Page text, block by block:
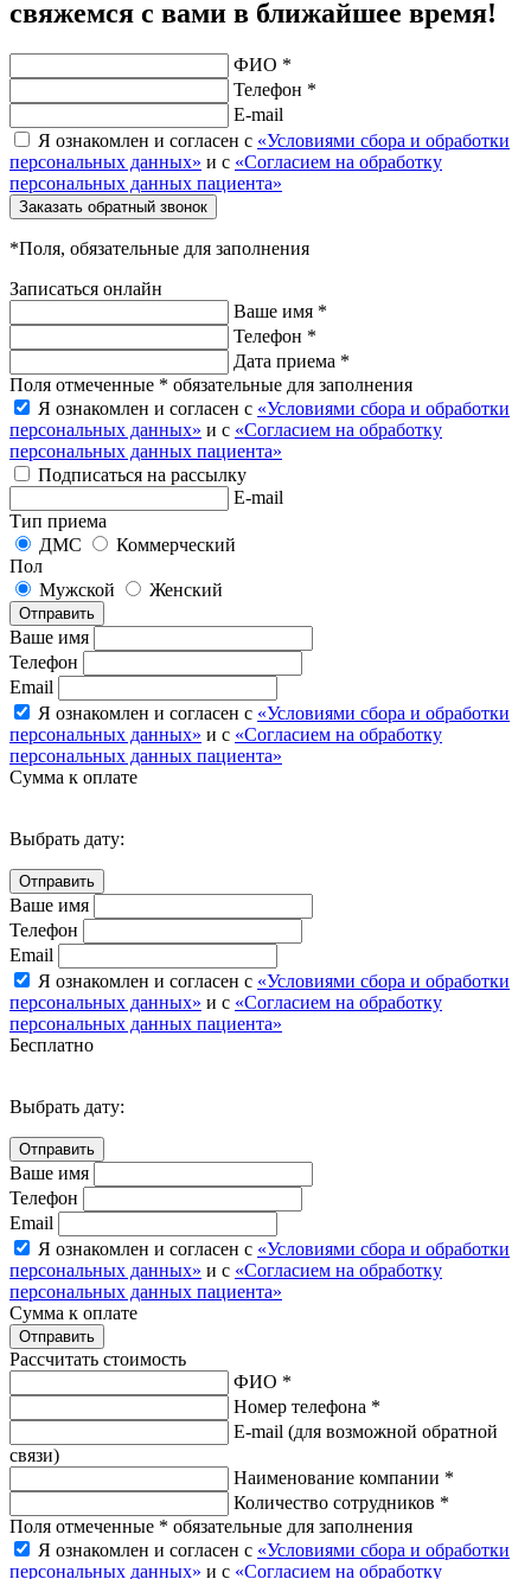
свяжемся с вами в ближайшее время!
ФИО *
Телефон *
E-mail
Я ознакомлен и согласен с «Условиями сбора и обработки
персональных данных» и с «Согласием на обработку
персональных данных пациента»
Заказать обратный звонок
*Поля, обязательные для заполнения
Записаться онлайн
Ваше имя *
Телефон *
Дата приема *
Поля отмеченные * обязательные для заполнения
Я ознакомлен и согласен с «Условиями сбора и обработки
персональных данных» и с «Согласием на обработку
персональных данных пациента»
Подписаться на рассылку
E-mail
Тип приема
ДМС
Коммерческий
Пол
Мужской
Женский
Отправить
Ваше имя
Телефон
Email
Я ознакомлен и согласен с «Условиями сбора и обработки
персональных данных» и с «Согласием на обработку
персональных данных пациента»
Сумма к оплате
Выбрать дату:
Ваше имя
Телефон
Email
Я ознакомлен и согласен с «Условиями сбора и обработки
персональных данных» и с «Согласием на обработку
персональных данных пациента»
Бесплатно
Выбрать дату:
Ваше имя
Телефон
Email
Я ознакомлен и согласен с «Условиями сбора и обработки
персональных данных» и с «Согласием на обработку
персональных данных пациента»
Сумма к оплате
Рассчитать стоимость
ФИО *
Номер телефона *
E-mail (для возможной обратной
связи)
Наименование компании *
Количество сотрудников *
Поля отмеченные * обязательные для заполнения
Я ознакомлен и согласен с «Условиями сбора и обработки
персональных данных» и с «Согласием на обработку